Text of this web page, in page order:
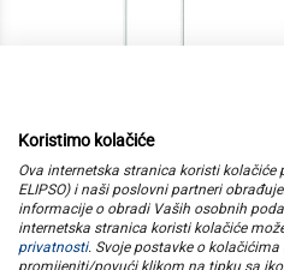
kategorije
elipso
Koristimo kolačiće
Ova internetska stranica koristi kolačiće
ELIPSO) i naši poslovni partneri
informacije o obradi Vaših osobnih
internetska stranica koristi kolačiće
privatnosti. Svoje postavke o
promijeniti/povući klikom na tipku sa